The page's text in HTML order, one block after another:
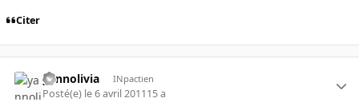
Citer
yannolivia INpactien
Posté(e) le 6 avril 201115 a